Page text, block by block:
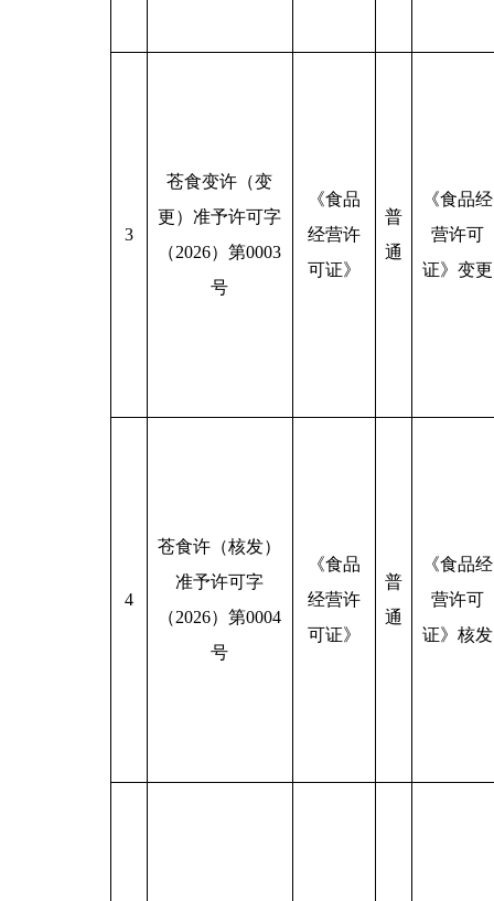
3
苍食变许（变
更）准予许可字
（2026）第0003
号
《食品
经营许
可证》
普
通
《食品经
营许可
证》变更
4
苍食许（核发）
准予许可字
（2026）第0004
号
《食品
经营许
可证》
普
通
《食品经
营许可
证》核发